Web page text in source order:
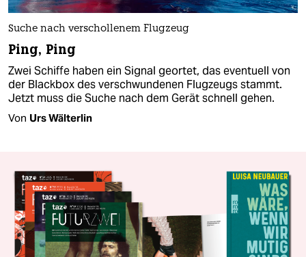
Suche nach verschollenem Flugzeug
Ping, Ping
Zwei Schiffe haben ein Signal geortet, das eventuell von
der Blackbox des verschwundenen Flugzeugs stammt.
Jetzt muss die Suche nach dem Gerät schnell gehen.
Von Urs Wälterlin